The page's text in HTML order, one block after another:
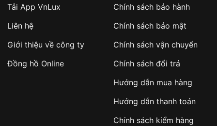
sản phẩm đặc biệt
hàng
Số tiền còn lại thanh toán khi nhận hàng hoặc
✔️ Đảm bảo xử lý đơn hàng nhanh chóng
✔️ Hạn chế tình trạng hủy đơn không mong
Tải App VnLux
Liên hệ
Giới thiệu về công ty
Đồng hồ Online
Chính sách bảo hành
Chính sách bảo mật
Chính sách vận chuyển
Chính sách đổi trả
Hướng dẫn mua hàng
Hướng dẫn thanh toán
Chính sách kiểm hàng